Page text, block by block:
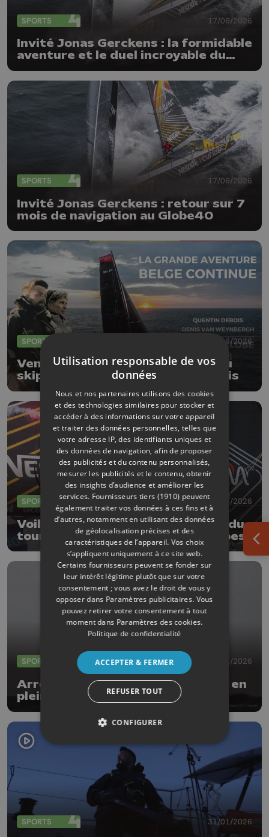
SPORTS 17/06/2026
Invité Jonas Gerckens : la formidable
aventure et le duel incroyable du
SPORTS 17/06/2026
Invité Jonas Gerckens : retour sur 7
mois de navigation au Globe40
SPORTS 05/06/2026
Vendée Globe 2028, l'ambition du
skipper marchinois Quentin Debois
SPORTS 15/04/2026
Voile : Jonas Gerckens deuxième du
tour du monde en duo et par étapes !
SPORTS 23/02/2026
Arrêt forcé pour Jonas Gerckens en
plein Globe40
SPORTS 31/01/2026
Utilisation responsable de vos
données
Nous et nos partenaires utilisons des cookies
et des technologies similaires pour stocker et
accéder à des informations sur votre appareil
et traiter des données personnelles, telles que
votre adresse IP, des identifiants uniques et
des données de navigation, afin de proposer
des publicités et du contenu personnalisés,
mesurer les publicités et le contenu, obtenir
des insights d’audience et améliorer les
services. Fournisseurs tiers (1910) peuvent
également traiter vos données à ces fins et à
d’autres, notamment en utilisant des données
de géolocalisation précises et des
caractéristiques de l’appareil. Vos choix
s’appliquent uniquement à ce site web.
Certains fournisseurs peuvent se fonder sur
leur intérêt légitime plutôt que sur votre
consentement ; vous avez le droit de vous y
opposer dans Paramètres publicitaires. Vous
pouvez retirer votre consentement à tout
moment dans Paramètres des cookies.
Politique de confidentialité
ACCEPTER & FERMER
REFUSER TOUT
CONFIGURER